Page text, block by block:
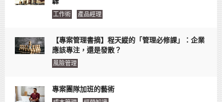
工作術 產品經理
【專案管理書摘】程天縱的「管理必修課」：企業
應該專注，還是發散？
風險管理
專案團隊加班的藝術